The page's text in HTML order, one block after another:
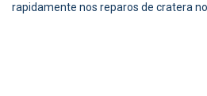
rapidamente nos reparos de cratera